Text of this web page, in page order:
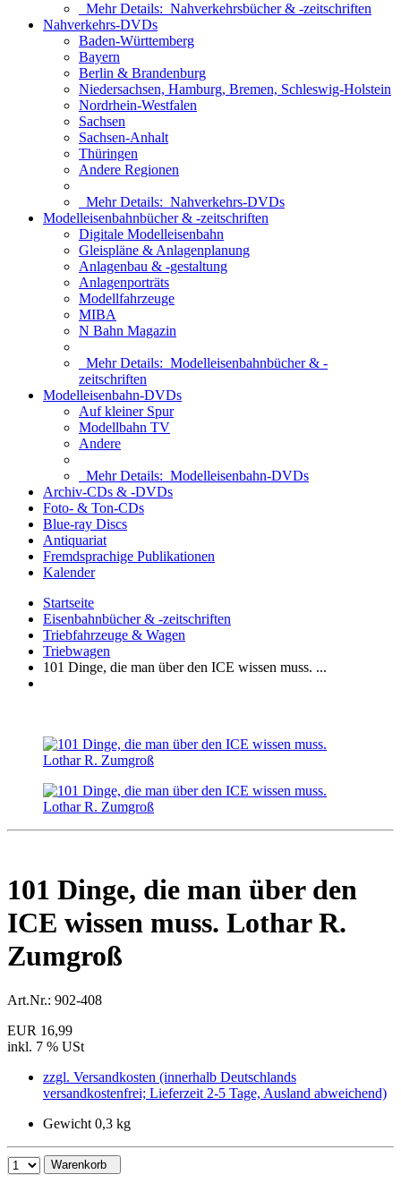
Mehr Details: Nahverkehrsbücher & -zeitschriften
Nahverkehrs-DVDs
Baden-Württemberg
Bayern
Berlin & Brandenburg
Niedersachsen, Hamburg, Bremen, Schleswig-Holstein
Nordrhein-Westfalen
Sachsen
Sachsen-Anhalt
Thüringen
Andere Regionen
Mehr Details: Nahverkehrs-DVDs
Modelleisenbahnbücher & -zeitschriften
Digitale Modelleisenbahn
Gleispläne & Anlagenplanung
Anlagenbau & -gestaltung
Anlagenporträts
Modellfahrzeuge
MIBA
N Bahn Magazin
Mehr Details: Modelleisenbahnbücher & -
zeitschriften
Modelleisenbahn-DVDs
Auf kleiner Spur
Modellbahn TV
Andere
Mehr Details: Modelleisenbahn-DVDs
Archiv-CDs & -DVDs
Foto- & Ton-CDs
Blue-ray Discs
Antiquariat
Fremdsprachige Publikationen
Kalender
Startseite
Eisenbahnbücher & -zeitschriften
Triebfahrzeuge & Wagen
Triebwagen
101 Dinge, die man über den ICE wissen muss. ...
101 Dinge, die man über den
ICE wissen muss. Lothar R.
Zumgroß
Art.Nr.: 902-408
EUR 16,99
inkl. 7 % USt
zzgl. Versandkosten (innerhalb Deutschlands
versandkostenfrei; Lieferzeit 2-5 Tage, Ausland abweichend)
Gewicht 0,3 kg
Warenkorb